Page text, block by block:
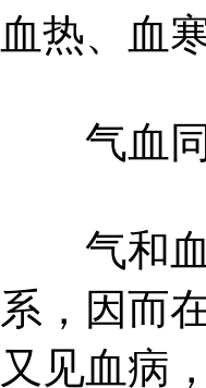
血热、血
气血同
气和血
系，因而
又见血病